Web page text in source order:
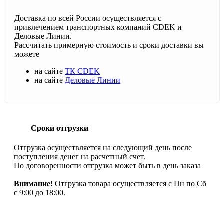
Доставка по всей России осуществляется с
привлечением транспортных компаний CDEK и
Деловые Линии.
Рассчитать примерную стоимость и сроки доставки вы
можете
на сайте ТК CDEK
на сайте Деловые Линии
Сроки отгрузки
Отгрузка осуществляется на следующий день после
поступления денег на расчетный счет.
По договоренности отгрузка может быть в день заказа
Внимание! Отгрузка товара осуществляется с Пн по Сб
с 9:00 до 18:00.